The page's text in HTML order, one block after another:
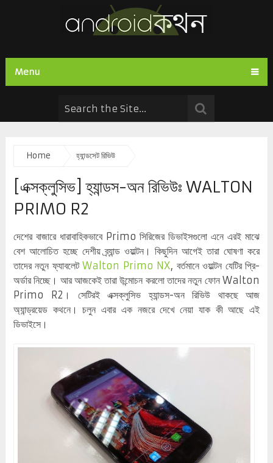
Menu
Home হ্যান্ডসেট রিভিউ
[এক্সক্লুসিভ] হ্যান্ডস-অন রিভিউঃ WALTON
PRIMO R2
দেশের বাজারে ধারাবাহিকভাবে Primo সিরিজের ডিভাইসগুলো এনে এরই মাঝে
বেশ আলোচিত হচ্ছে দেশীয় ব্র্যান্ড ওয়াল্টন। কিছুদিন আগেই তারা ঘোষণা করে
তাদের নতুন ফ্যাবলেটWalton Primo NX, বর্তমানে ওয়াল্টন যেটির প্রি-
অর্ডার নিচ্ছে। আর আজকেই তারা উন্মোচন করলো তাদের নতুন ফোন Walton
Primo R2। সেটিরই এক্সক্লুসিভ হ্যান্ডস-অন রিভিউ থাকছে আজ
অ্যান্ড্রয়েড কথনে। চলুন এবার এক নজরে দেখে নেয়া যাক কী আছে এই
ডিভাইসে।